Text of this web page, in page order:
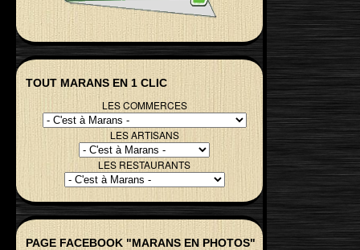
TOUT MARANS EN 1 CLIC
LES COMMERCES
LES ARTISANS
LES RESTAURANTS
PAGE FACEBOOK "MARANS EN PHOTOS"